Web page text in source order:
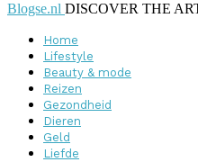
Blogse.nl DISCOVER THE
Home
Lifestyle
Beauty & mode
Reizen
Gezondheid
Dieren
Geld
Liefde